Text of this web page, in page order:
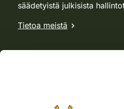
säädetyistä julkisista
Tietoa meistä